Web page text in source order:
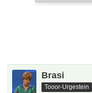
Brasi
Tooor-Urgestein